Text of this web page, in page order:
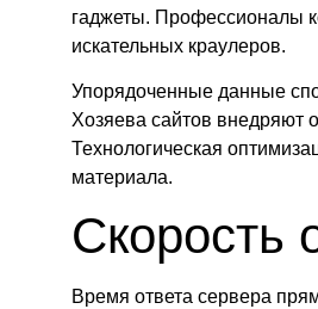
гаджеты. Профессионалы
искательных краулеров.
Упорядоченные данные
Хозяева сайтов внедряют
Технологическая
материала.
Скорость
Время ответа сервера